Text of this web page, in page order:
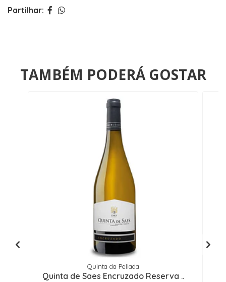
Partilhar:
TAMBÉM PODERÁ GOSTAR
Quinta da Pellada
Quinta de Saes Encruzado Reserva ..